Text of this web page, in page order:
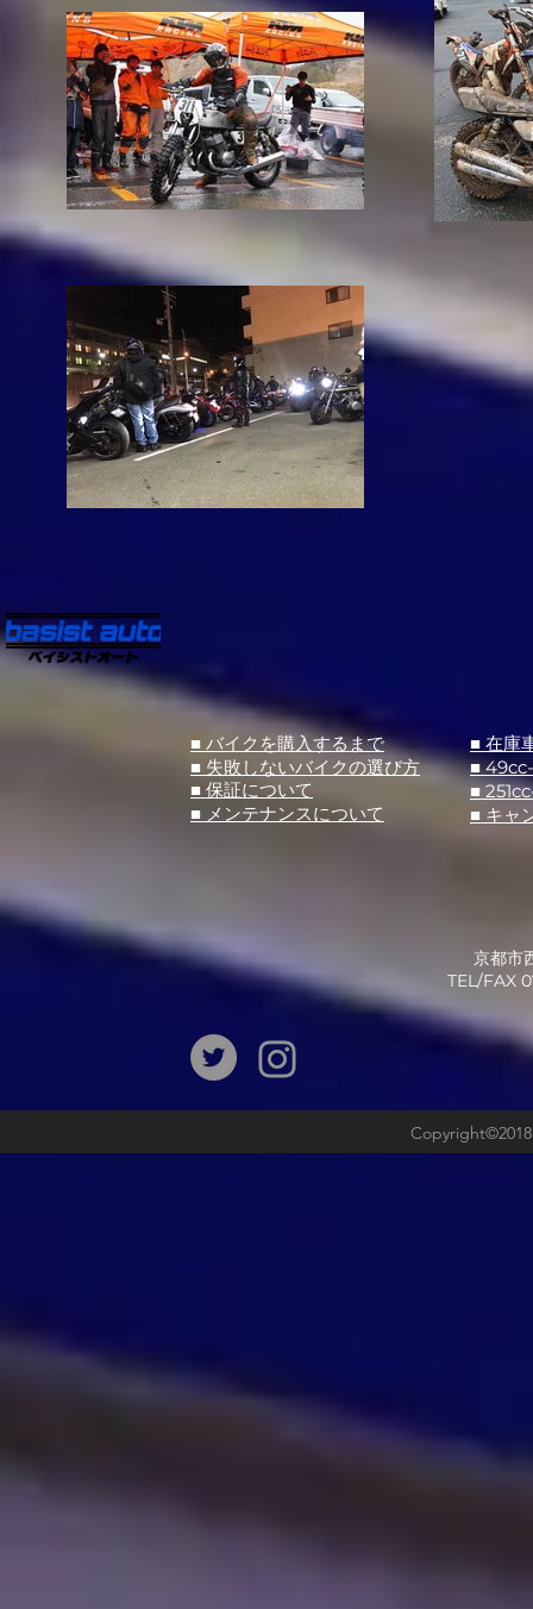
■ バイクを購入するまで
■ 失敗しないバイクの選び方
■ 保証について
■ メンテナンスについて
■ 在庫
■
■
■ キャ
京都市
​TEL/FAX